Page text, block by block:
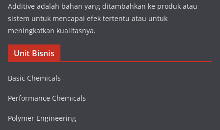
Additive adalah bahan yang ditambahkan ke produk atau
sistem untuk mencapai efek tertentu atau untuk
meningkatkan kualitasnya.
Unit Bisnis
Basic Chemicals
Performance Chemicals
Polymer Engineering